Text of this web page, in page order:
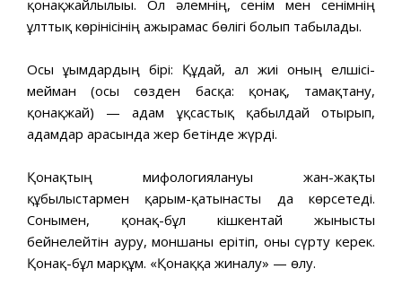
қонақжайлылығы. Ол әлемнің, сенім мен сенімнің
ұлттық көрінісінің ажырамас бөлігі болып табылады.
Осы ұғымдардың бірі: Құдай, ал жиі оның елшісі-
мейман (осы сөзден басқа: қонақ, тамақтану,
қонақжай) — адам ұқсастық қабылдай отырып,
адамдар арасында жер бетінде жүрді.
Қонақтың мифологиялануы жан-жақты
құбылыстармен қарым-қатынасты да көрсетеді.
Сонымен, қонақ-бұл кішкентай жынысты
бейнелейтін ауру, моншаны ерітіп, оны сүрту керек.
Қонақ-бұл марқұм. «Қонаққа жиналу» — өлу.